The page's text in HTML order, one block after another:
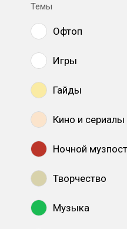
Темы
Офтоп
Игры
Гайды
Кино и сериалы
Творчество
Музыка